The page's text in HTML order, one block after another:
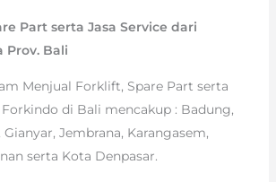
Part serta Jasa Service dari
Prov. Bali
Menjual Forklift, Spare Part serta
di Bali mencakup : Badung,
Jembrana, Karangasem,
serta Kota Denpasar.